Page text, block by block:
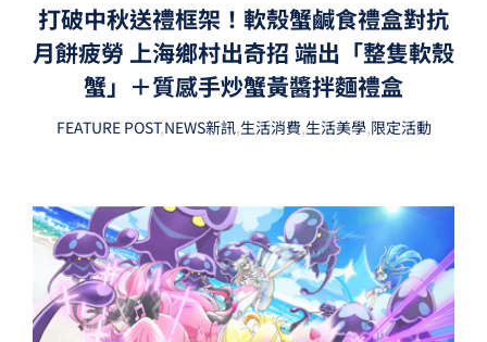
打破中秋送禮框架！軟殼蟹鹹食禮盒對抗
月餅疲勞 上海鄉村出奇招 端出「整隻軟殼
蟹」＋質感手炒蟹黃醬拌麵禮盒
FEATURE POST,NEWS新訊,生活消費,生活美學,限定活動